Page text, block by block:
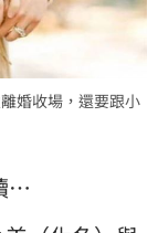
婚收場，還要跟小
…